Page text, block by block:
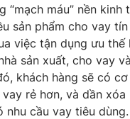
“mạch máu” nền kinh
sản phẩm cho vay
việc tận dụng ưu thế
sản xuất, cho vay
khách hàng sẽ có
rẻ hơn, và dần
nhu cầu vay tiêu dùng.